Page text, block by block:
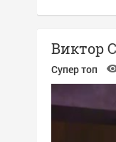
Виктор
Супер топ